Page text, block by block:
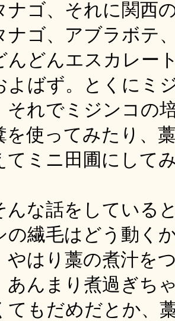
ナゴ、それに関西
ナゴ、アブラボ
んどんエスカレー
よばず。とくにミ
それでミジンコの
を使ってみたり、
てミニ田圃にして
な話をしている
の繊毛はどう動く
やはり藁の煮汁を
あんまり煮過ぎち
てもだめだとか、